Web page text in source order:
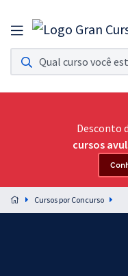
Assinatura Ilimitada
Acesso a todos os cursos.
Assinatura OAB Até
Acesso ilimitado a toda
Preparação completa e
residências em saúde do Brasil
Desconto
cursos
Cursos por Concurso